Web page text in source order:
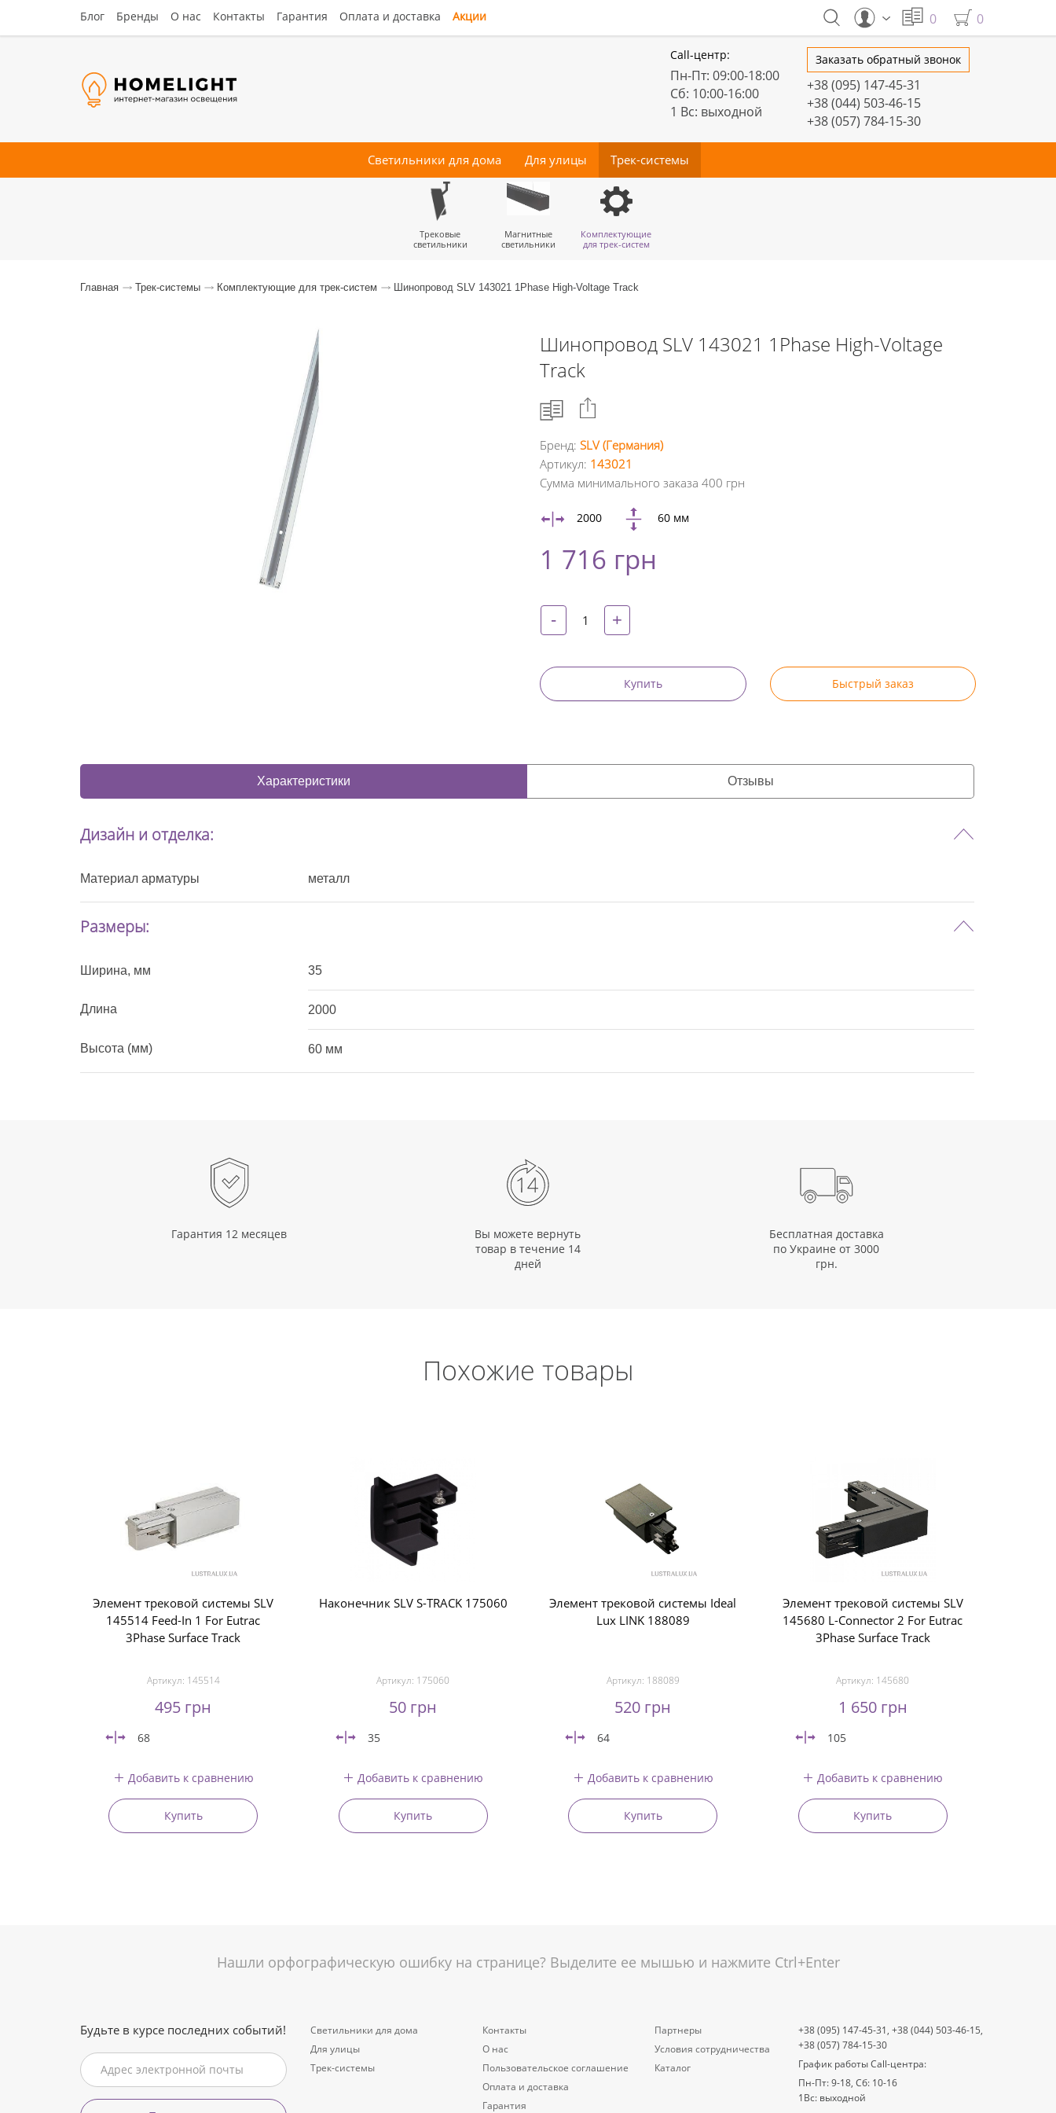
Блог Бренды О нас Контакты Гарантия Оплата и доставка Акции 0 0
Заказать обратный звонок
+38 (095) 147-45-31
+38 (044) 503-46-15
+38 (057) 784-15-30
Call-центр:
Пн-Пт: 09:00-18:00
Сб: 10:00-16:00
1 Вс: выходной
Светильники для дома
Люстры-
вентиляторы
Для улицы
Потолочные Тротуарные Прожектора
Трек-системы
Трековые
светильники
Магнитные
светильники
Комплектующие
для трек-систем
Главная Трек-системы Комплектующие для трек-систем Шинопровод SLV 143021 1Phase High-Voltage Track
Шинопровод SLV 143021 1Phase High-Voltage
Track
Facebook
+
Twitter
Бренд: SLV (Германия)
Артикул: 143021
Сумма минимального заказа 400 грн
2000 60 мм
1 716 грн
- +
Купить Быстрый заказ
Характеристики Отзывы
Дизайн и отделка:
Материал арматуры металл
Размеры:
Ширина, мм 35
Длина 2000
Высота (мм) 60 мм
Гарантия 12 месяцев
Вы можете вернуть
товар в течение 14
дней
Бесплатная доставка
по Украине от 3000
грн.
Похожие товары
Элемент трековой системы SLV
145514 Feed-In 1 For Eutrac
3Phase Surface Track
Артикул: 145514
495 грн
68
Добавить к сравнению
Купить
Наконечник SLV S-TRACK 175060
Артикул: 175060
50 грн
35
Добавить к сравнению
Купить
Элемент трековой системы Ideal
Lux LINK 188089
Артикул: 188089
520 грн
64
Добавить к сравнению
Купить
Элемент трековой системы SLV
145680 L-Connector 2 For Eutrac
3Phase Surface Track
Артикул: 145680
1 650 грн
105
Добавить к сравнению
Купить
Нашли орфографическую ошибку на странице? Выделите ее мышью и нажмите Ctrl+Enter
Будьте в курсе последних событий!
Светильники для дома
Для улицы
Трек-системы
Контакты
О нас
Пользовательское соглашение
Оплата и доставка
Гарантия
Партнеры
Условия сотрудничества
Каталог
+38 (095) 147-45-31, +38 (044) 503-46-15,
+38 (057) 784-15-30
График работы Call-центра:
Пн-Пт: 9-18, Сб: 10-16
1Вс: выходной